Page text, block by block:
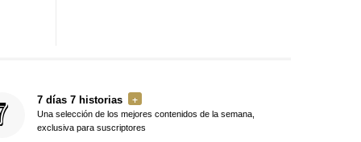
7 días 7 historias
Una selección de los mejores contenidos de la semana,
exclusiva para suscriptores